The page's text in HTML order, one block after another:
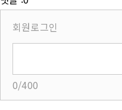
회원로그인
0/400